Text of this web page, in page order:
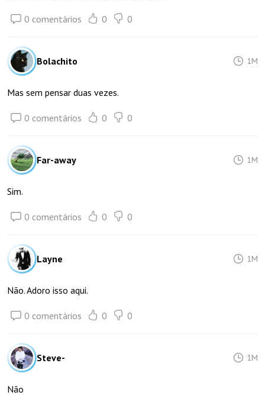
0 comentários 0 0
Bolachito 1M
Mas sem pensar duas vezes.
0 comentários 0 0
Far-away 1M
Sim.
0 comentários 0 0
Layne 1M
Não. Adoro isso aqui.
0 comentários 0 0
Steve- 1M
Não